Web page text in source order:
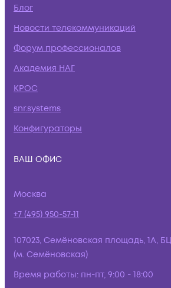
Блог
Новости телекоммуникаций
Форум профессионалов
Академия НАГ
КРОС
snr.systems
Конфигураторы
ВАШ ОФИС
Москва
+7 (495) 950-57-11
107023, Семёновская площадь, 1А,
(м. Семёновская)
Время работы: пн-пт, 9:00 - 18:00